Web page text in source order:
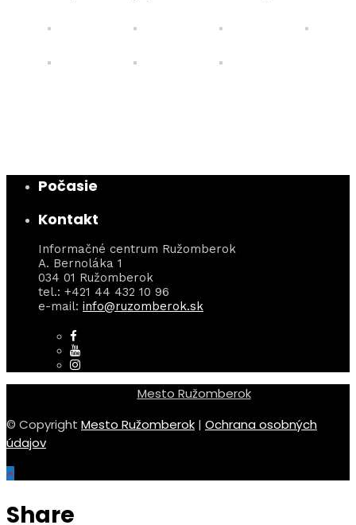
Počasie
Kontakt
Informačné centrum Ružomberok
A. Bernoláka 1
034 01 Ružomberok
tel.: +421 44 432 10 96
e-mail: info@ruzomberok.sk
Mesto Ružomberok
© Copyright Mesto Ružomberok | Ochrana osobných
údajov
Share